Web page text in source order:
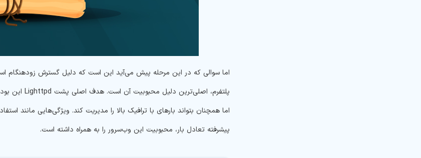
اما همچنان بتواند بارهای با ترافیک بالا را مدیریت کند. ویژگی‌هایی مانند
پیشرفته تعادل بار، محبوبیت این وب‌سرور را به همراه داشته است.